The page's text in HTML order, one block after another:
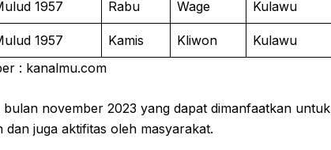
1957 Rabu Wage Kulawu
1957 Kamis Kliwon
Kulawu
: kanalmu.com
november 2023 yang dapat dimanfaatkan untuk
juga aktifitas oleh masyarakat.